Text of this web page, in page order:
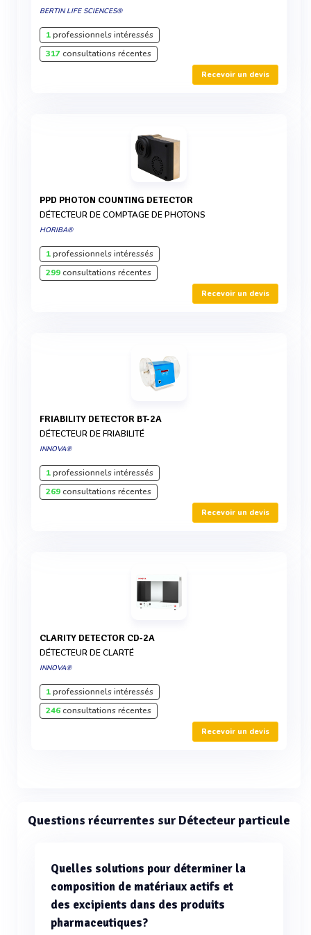
BERTIN LIFE SCIENCES®
1professionnels intéressés
317consultations récentes
Recevoir un devis
PPD PHOTON COUNTING DETECTOR
DÉTECTEUR DE COMPTAGE DE PHOTONS
HORIBA®
1professionnels intéressés
299consultations récentes
Recevoir un devis
FRIABILITY DETECTOR BT-2A
DÉTECTEUR DE FRIABILITÉ
INNOVA®
1professionnels intéressés
269consultations récentes
Recevoir un devis
CLARITY DETECTOR CD-2A
DÉTECTEUR DE CLARTÉ
INNOVA®
1professionnels intéressés
246consultations récentes
Recevoir un devis
Questions récurrentes sur Détecteur particule
Quelles solutions pour déterminer la
composition de matériaux actifs et
des excipients dans des produits
pharmaceutiques?